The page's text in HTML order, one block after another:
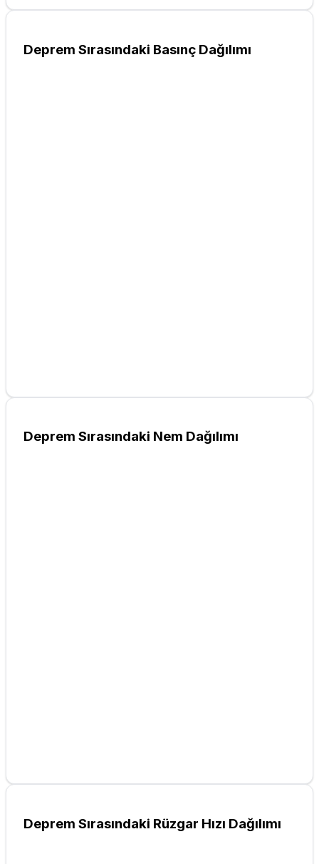
Deprem Sırasındaki Basınç Dağılımı
Deprem Sırasındaki Nem Dağılımı
Deprem Sırasındaki Rüzgar Hızı Dağılımı